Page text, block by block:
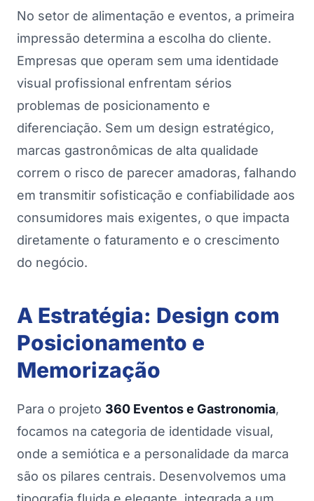
No setor de alimentação e eventos, a primeira
impressão determina a escolha do cliente.
Empresas que operam sem uma identidade
visual profissional enfrentam sérios
problemas de posicionamento e
diferenciação. Sem um design estratégico,
marcas gastronômicas de alta qualidade
correm o risco de parecer amadoras, falhando
em transmitir sofisticação e confiabilidade aos
consumidores mais exigentes, o que impacta
diretamente o faturamento e o crescimento
do negócio.
A Estratégia: Design com
Posicionamento e
Memorização
Para o projeto 360 Eventos e Gastronomia,
focamos na categoria de identidade visual,
onde a semiótica e a personalidade da marca
são os pilares centrais. Desenvolvemos uma